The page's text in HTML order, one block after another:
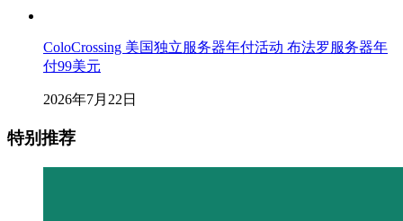
ColoCrossing 美国独立服务器年付活动 布法罗服务器年
付99美元
2026年7月22日
特别推荐